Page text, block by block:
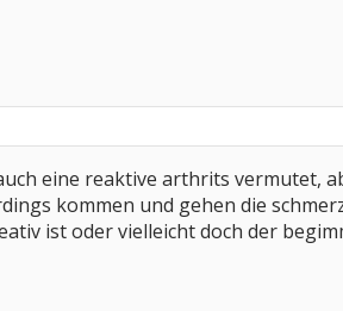
eine reaktive arthrits vermutet,
kommen und gehen die
ist oder vielleicht doch der